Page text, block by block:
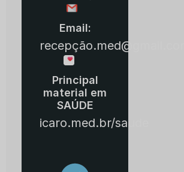
Email:
recepção.med@gmail.com
Principal
material em
SAÚDE
icaro.med.br/saude